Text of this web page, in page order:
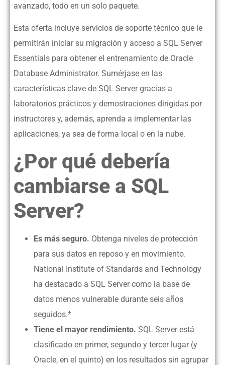
avanzado, todo en un solo paquete.
Esta oferta incluye servicios de soporte técnico que le
permitirán iniciar su migración y acceso a SQL Server
Essentials para obtener el entrenamiento de Oracle
Database Administrator. Sumérjase en las
características clave de SQL Server gracias a
laboratorios prácticos y demostraciones dirigidas por
instructores y, además, aprenda a implementar las
aplicaciones, ya sea de forma local o en la nube.
¿Por qué debería
cambiarse a SQL
Server?
Es más seguro. Obtenga niveles de protección
para sus datos en reposo y en movimiento.
National Institute of Standards and Technology
ha destacado a SQL Server como la base de
datos menos vulnerable durante seis años
seguidos.*
Tiene el mayor rendimiento. SQL Server está
clasificado en primer, segundo y tercer lugar (y
Oracle, en el quinto) en los resultados sin agrupar